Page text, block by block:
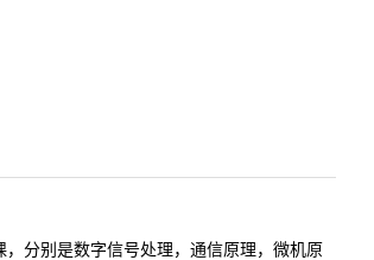
分别是数字信号处理，通信原理，微机原